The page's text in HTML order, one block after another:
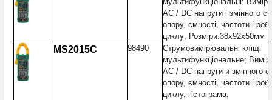
AC / DC напруги і змінного
опору, ємності, частоти і
циклу; Розміри:38x92x50мм
MS2015C 98490
Струмовимірювальні кліщі
мультифункціональне;
AC / DC напруги и змінного
опору, ємності, частоти і
циклу, гістограма;